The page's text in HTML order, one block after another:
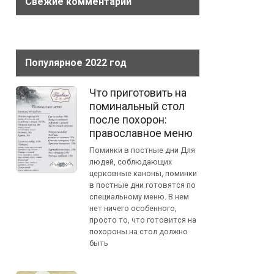
Популярное 2022 год
Что приготовить на
поминальный стол
после похорон:
православное меню
Поминки в постные дни Для
людей, соблюдающих
церковные каноны, поминки
в постные дни готовятся по
специальному меню. В нем
нет ничего особенного,
просто то, что готовится на
похороны на стол должно
быть